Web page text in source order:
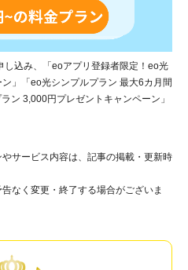
込み、「eoアプリ登録者限定！eo光
」「eo光シンプルプラン 最大6カ月間
ン 3,000円プレゼントキャンペーン」
サービス内容は、記事の掲載・更新時
なく変更・終了する場合がございま